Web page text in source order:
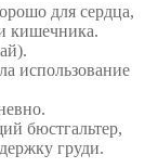
для сердца,
кишечника.
использование
бюстгальтер,
груди.